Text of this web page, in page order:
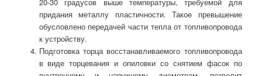
придания металлу пластичности. Такое превышение
обусловлено передачей части тепла от топливопровода
к устройству.
Подготовка торца восстанавливаемого топливопровода
в виде торцевания и опиловки со снятием фасок по